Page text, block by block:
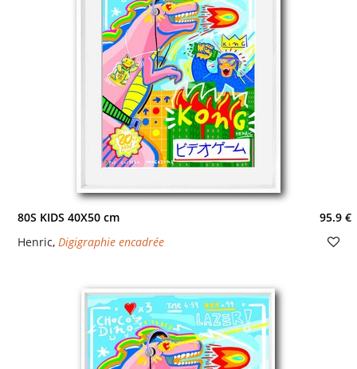
80S KIDS 40X50 cm
95.9 €
Henric, Digigraphie encadrée